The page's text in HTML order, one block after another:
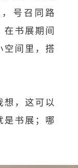
号召同路
在书展期间
空间里，搭
想，这可以
是书展；哪